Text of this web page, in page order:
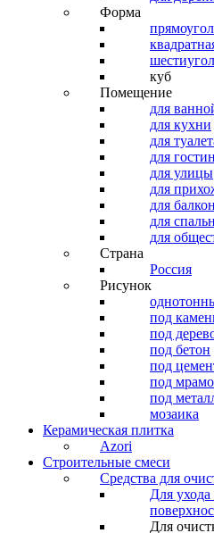
Форма
куб
Помещение
для
для кухни
для
для
для улицы
для
для
для
для
Страна
Россия
Рисунок
под
под
под бетон
под
под
под
мозаика
Керамическая плитка
Azori
Строительные смеси
Средства для
Для
Для